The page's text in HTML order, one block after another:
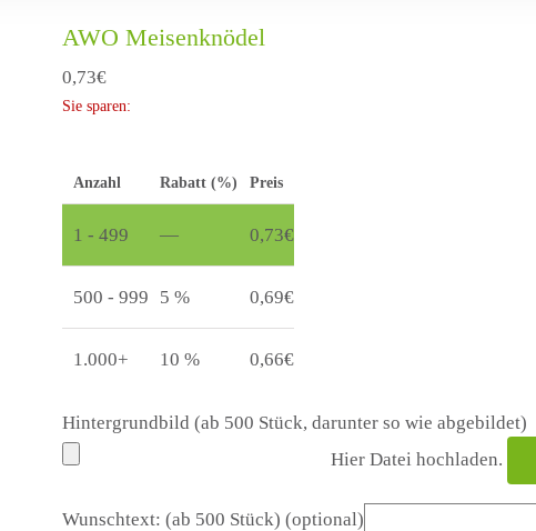
AWO Meisenknödel
0,73€
Sie sparen:
Anzahl Rabatt (%) Preis
1 - 499 — 0,73€
500 - 999 5 % 0,69€
1.000+ 10 % 0,66€
Hintergrundbild (ab 500 Stück, darunter so wie abgebildet)
Hier Datei hochladen.
Wunschtext: (ab 500 Stück) (optional)